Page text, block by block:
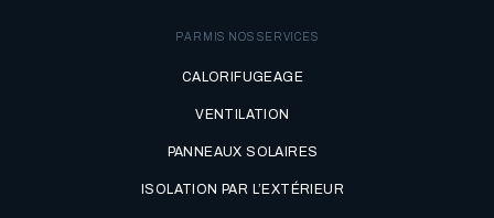
PARMIS NOS SERVICES
CALORIFUGEAGE
VENTILATION
PANNEAUX SOLAIRES
ISOLATION PAR L’EXTÉRIEUR